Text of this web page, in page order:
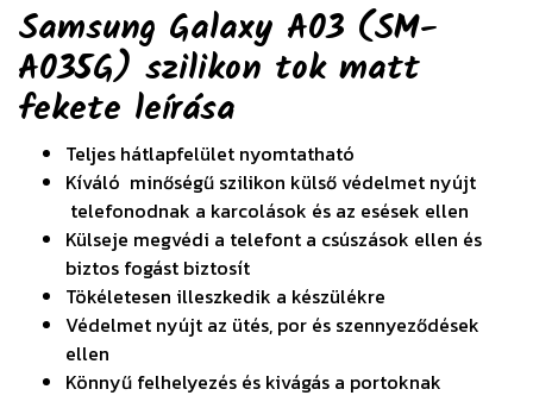
Samsung Galaxy A03 (SM-
A035G) szilikon tok matt
fekete leírása
Teljes hátlapfelület nyomtatható
Kíváló minőségű szilikon külső védelmet nyújt
telefonodnak a karcolások és az esések ellen
Külseje megvédi a telefont a csúszások ellen és
biztos fogást biztosít
Tökéletesen illeszkedik a készülékre
Védelmet nyújt az ütés, por és szennyeződések
ellen
Könnyű felhelyezés és kivágás a portoknak